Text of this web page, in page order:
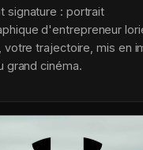
signature : portrait
d'entrepreneur
votre trajectoire, mis en
grand cinéma.